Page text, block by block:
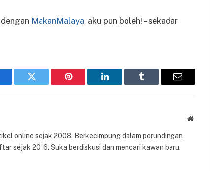
dengan MakanMalaya, aku pun boleh! – sekadar
Twitter Pinterest LinkedIn Tumblr Email
Website
online sejak 2008. Berkecimpung dalam perundingan
sejak 2016. Suka berdiskusi dan mencari kawan baru.